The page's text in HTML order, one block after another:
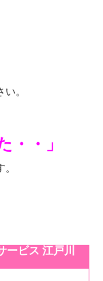
。
・・」
ビス 江戸川